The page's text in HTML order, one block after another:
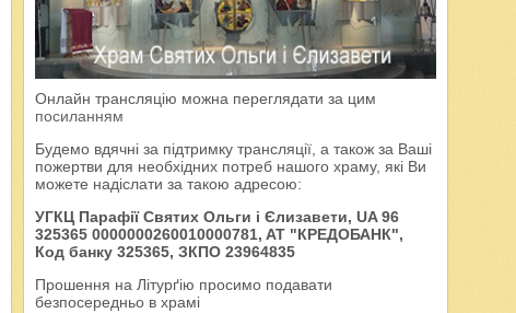
Онлайн трансляцію можна переглядати за цим
посиланням
Будемо вдячні за підтримку трансляції, а також за Ваші
пожертви для необхідних потреб нашого храму, які Ви
можете надіслати за такою адресою:
УГКЦ Парафії Святих Ольги і Єлизавети, UA 96
325365 0000000260010000781, AT "КРЕДОБАНК",
Код банку 325365, ЗКПО 23964835
Прошення на Літурґію просимо подавати
безпосередньо в храмі